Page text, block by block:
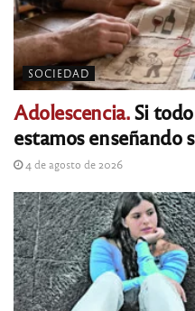
SOCIEDAD
Adolescencia.Si todo
estamos enseñando
4 de agosto de 2026